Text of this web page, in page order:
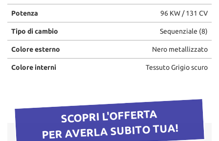
Potenza 96 KW / 131 CV
Tipo di cambio Sequenziale (8)
Colore esterno Nero metallizzato
Colore interni Tessuto Grigio scuro
SCOPRI L'OFFERTA
PER AVERLA SUBITO TUA!
rimanda
alla
cookie
policy.
rivedere
e
in
qualsiasi
momento.